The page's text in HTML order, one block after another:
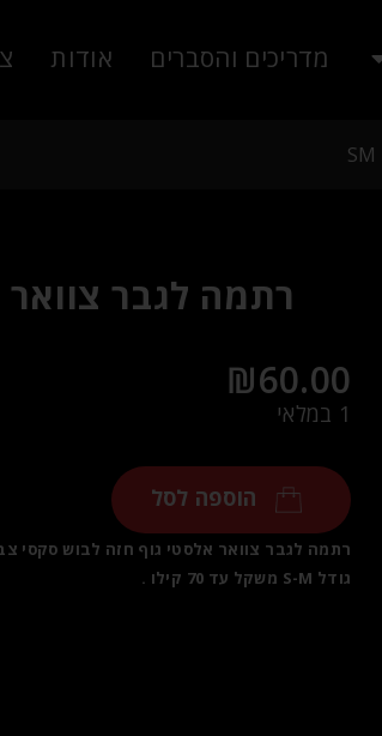
מדריכים והסברים אודות
רתמה לגבר
₪60.00
1 במלאי
הוספה לסל
רתמה לגבר צוואר אלסטי גוף חזה לבוש סקסי
גודל S-M משקל עד 70 קילו .